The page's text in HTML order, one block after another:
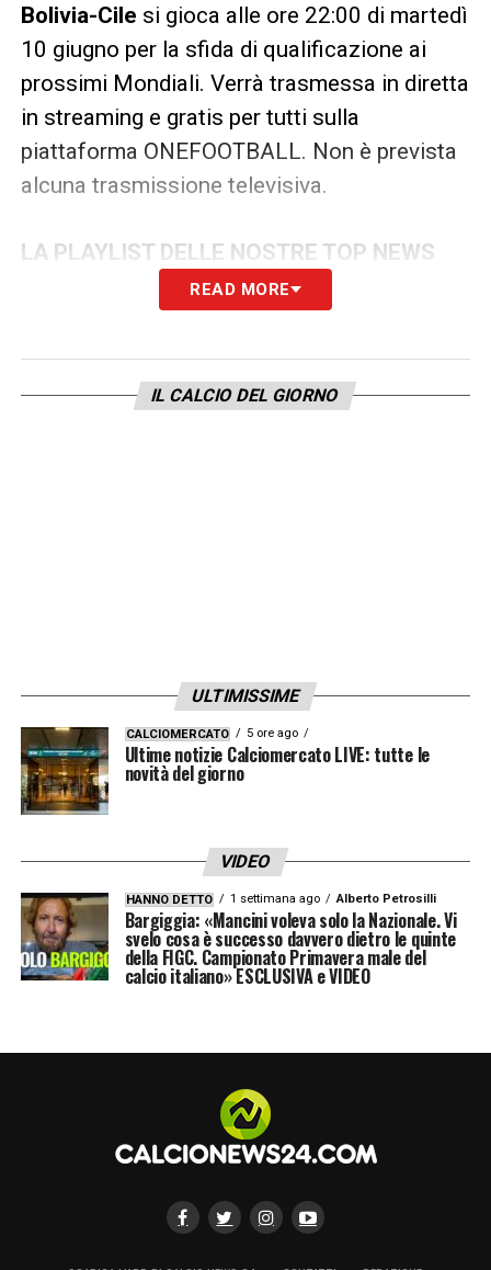
Bolivia-Cile si gioca alle ore 22:00 di martedì
10 giugno per la sfida di qualificazione ai
prossimi Mondiali. Verrà trasmessa in diretta
in streaming e gratis per tutti sulla
piattaforma ONEFOOTBALL. Non è prevista
alcuna trasmissione televisiva.
LA PLAYLIST DELLE NOSTRE TOP NEWS
READ MORE
IL CALCIO DEL GIORNO
ULTIMISSIME
CALCIOMERCATO 5 ore ago
Ultime notizie Calciomercato LIVE: tutte le
novità del giorno
VIDEO
HANNO DETTO 1 settimana ago Alberto Petrosilli
Bargiggia: «Mancini voleva solo la Nazionale. Vi
svelo cosa è successo davvero dietro le quinte
della FIGC. Campionato Primavera male del
calcio italiano» ESCLUSIVA e VIDEO